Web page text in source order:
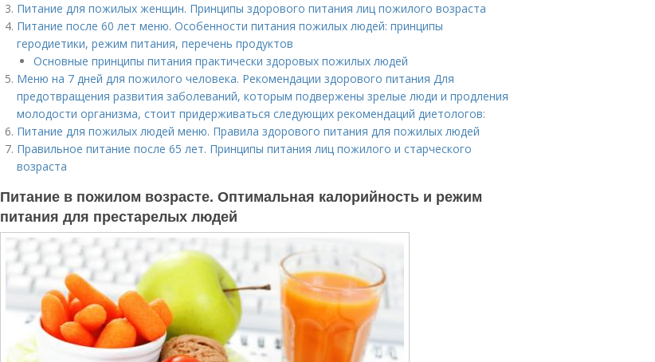
Питание для пожилых женщин. Принципы здорового питания лиц пожилого возраста
Питание после 60 лет меню. Особенности питания пожилых людей: принципы
геродиетики, режим питания, перечень продуктов
Основные принципы питания практически здоровых пожилых людей
Меню на 7 дней для пожилого человека. Рекомендации здорового питания Для
предотвращения развития заболеваний, которым подвержены зрелые люди и продления
молодости организма, стоит придерживаться следующих рекомендаций диетологов:
Питание для пожилых людей меню. Правила здорового питания для пожилых людей
Правильное питание после 65 лет. Принципы питания лиц пожилого и старческого
возраста
Питание в пожилом возрасте. Оптимальная калорийность и режим
питания для престарелых людей